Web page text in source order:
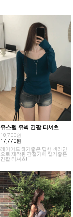
유스펠 유넥 긴팔 티셔츠
18,700원
17,770원
레이어드 하기좋은 딥한 넥라인
으로 제작된 간절기에 입기좋은
긴팔 티셔츠!